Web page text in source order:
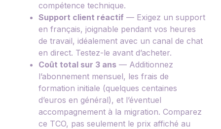
compétence technique.
Support client réactif — Exigez un support
en français, joignable pendant vos heures
de travail, idéalement avec un canal de chat
en direct. Testez-le avant d’acheter.
Coût total sur 3 ans — Additionnez
l’abonnement mensuel, les frais de
formation initiale (quelques centaines
d’euros en général), et l’éventuel
accompagnement à la migration. Comparez
ce TCO, pas seulement le prix affiché au